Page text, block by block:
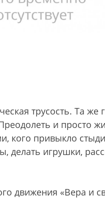
трусость. Та же
и просто
привыкло
делать игрушки,
движения «Вера и